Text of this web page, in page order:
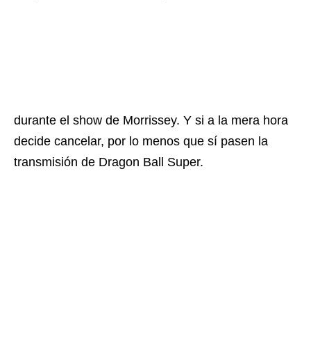
durante el show de Morrissey. Y si a la mera hora
decide cancelar, por lo menos que sí pasen la
transmisión de Dragon Ball Super.